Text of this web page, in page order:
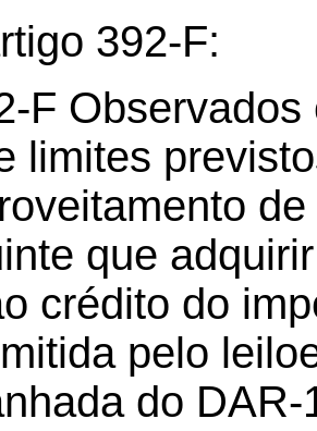
392-F:
F
limites
que
crédito do
pelo
do